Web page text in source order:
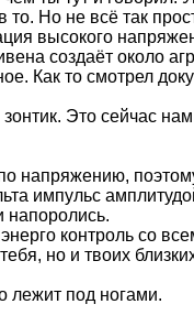
Но не всё так
высокого
создаёт около
Как то смотрел
Это сейчас
напряжению,
импульс
напоролись.
контроль со
но и твоих
лежит под ногами.